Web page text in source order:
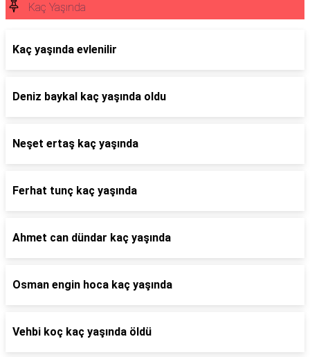
Kaç Yaşında
Kaç yaşında evlenilir
Deniz baykal kaç yaşında oldu
Neşet ertaş kaç yaşında
Ferhat tunç kaç yaşında
Ahmet can dündar kaç yaşında
Osman engin hoca kaç yaşında
Vehbi koç kaç yaşında öldü